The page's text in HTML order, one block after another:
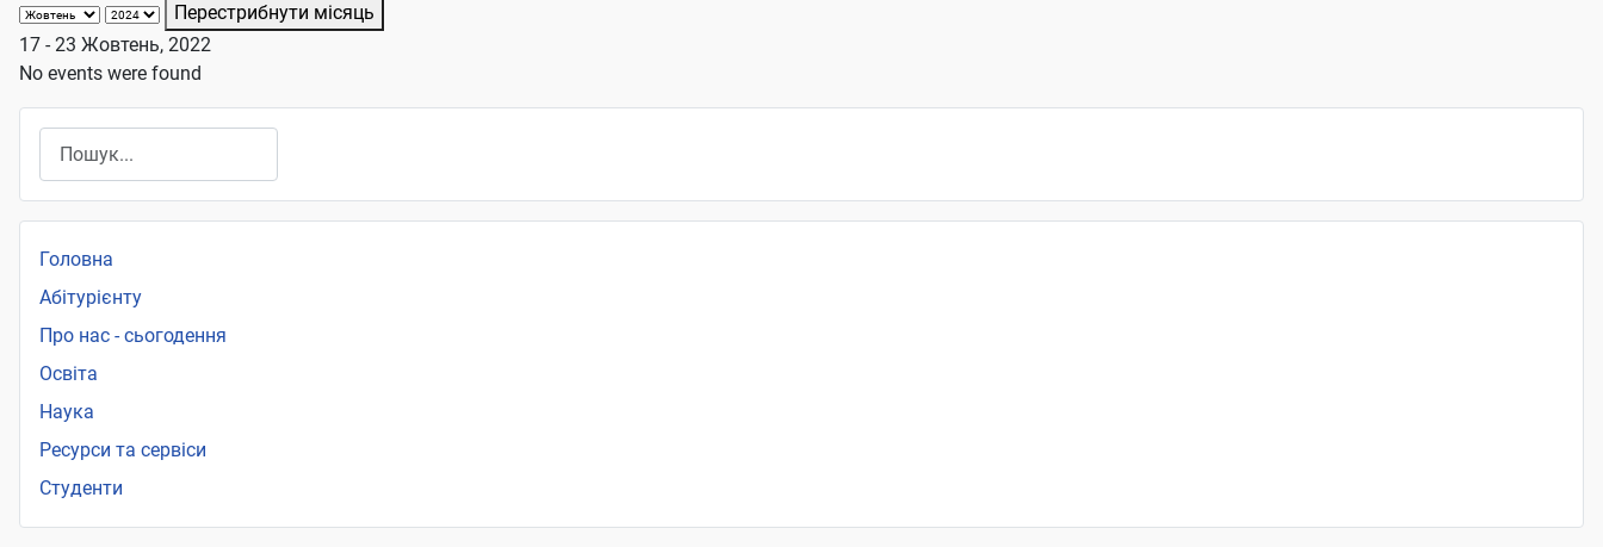
Перестрибнути місяць
17 - 23 Жовтень, 2022
No events were found
Головна
Абітурієнту
Про нас - сьогодення
Освіта
Наука
Ресурси та сервіси
Студенти